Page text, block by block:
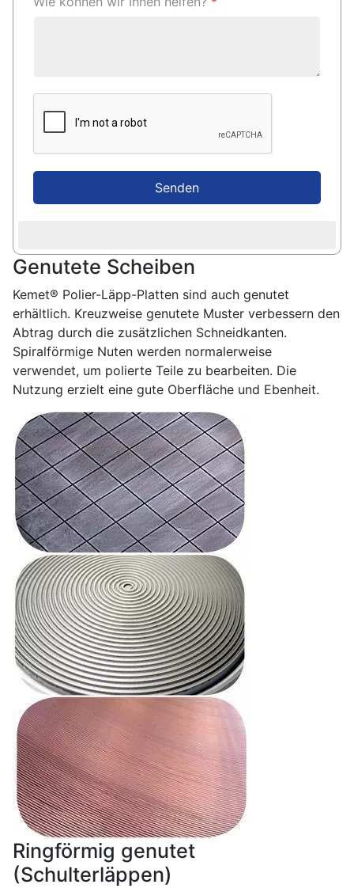
Senden
Genutete Scheiben
Kemet® Polier-Läpp-Platten sind auch genutet
erhältlich. Kreuzweise genutete Muster verbessern den
Abtrag durch die zusätzlichen Schneidkanten.
Spiralförmige Nuten werden normalerweise
verwendet, um polierte Teile zu bearbeiten. Die
Nutzung erzielt eine gute Oberfläche und Ebenheit.
Ringförmig genutet
(Schulterläppen)